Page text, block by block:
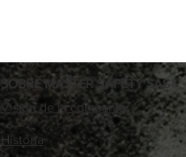
SOBRE MASTER SAFETY SAS
Visión de la compañía
Historia